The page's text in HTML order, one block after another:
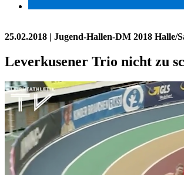
25.02.2018 | Jugend-Hallen-DM 2018 Halle/
Leverkusener Trio nicht zu